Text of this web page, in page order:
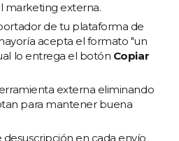
marketing externa.
de tu plataforma de
acepta el formato "un
lo entrega el botón Copiar
externa eliminando
para mantener buena
en cada envío